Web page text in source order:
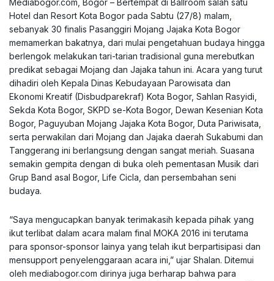
Mediabogor.com, Bogor – Bertempat di Ballroom salah satu
Hotel dan Resort Kota Bogor pada Sabtu (27/8) malam,
sebanyak 30 finalis Pasanggiri Mojang Jajaka Kota Bogor
memamerkan bakatnya, dari mulai pengetahuan budaya hingga
berlengok melakukan tari-tarian tradisional guna merebutkan
predikat sebagai Mojang dan Jajaka tahun ini. Acara yang turut
dihadiri oleh Kepala Dinas Kebudayaan Parowisata dan
Ekonomi Kreatif (Disbudparekraf) Kota Bogor, Sahlan Rasyidi,
Sekda Kota Bogor, SKPD se-Kota Bogor, Dewan Kesenian Kota
Bogor, Paguyuban Mojang Jajaka Kota Bogor, Duta Pariwisata,
serta perwakilan dari Mojang dan Jajaka daerah Sukabumi dan
Tanggerang ini berlangsung dengan sangat meriah. Suasana
semakin gempita dengan di buka oleh pementasan Musik dari
Grup Band asal Bogor, Life Cicla, dan persembahan seni
budaya.
“Saya mengucapkan banyak terimakasih kepada pihak yang
ikut terlibat dalam acara malam final MOKA 2016 ini terutama
para sponsor-sponsor lainya yang telah ikut berpartisipasi dan
mensupport penyelenggaraan acara ini,” ujar Shalan. Ditemui
oleh mediabogor.com dirinya juga berharap bahwa para